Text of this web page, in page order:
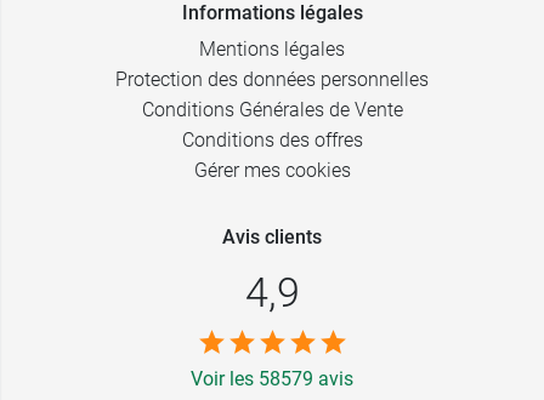
Informations légales
Mentions légales
Protection des données personnelles
Conditions Générales de Vente
Conditions des offres
Gérer mes cookies
Avis clients
4,9
Voir les 58579 avis